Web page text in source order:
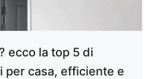
ecco la top 5 di
per casa, efficiente e